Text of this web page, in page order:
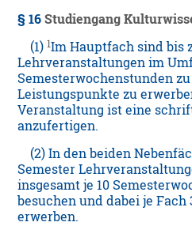
§ 16 Studiengang
(1)1Im Hauptfach sind bis
Lehrveranstaltungen im
Semesterwochenstunden
Leistungspunkte zu
Veranstaltung ist eine
anzufertigen.
(2) In den beiden
Semester
insgesamt je 10
besuchen und dabei je
erwerben.